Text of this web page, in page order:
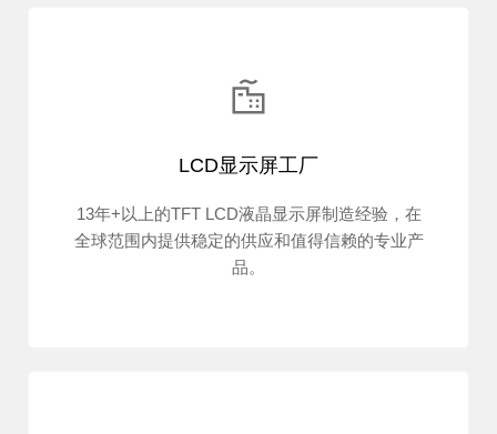
LCD显示屏工厂
13年+以上的TFT LCD液晶显示屏制造经验，在
全球范围内提供稳定的供应和值得信赖的专业产
品。